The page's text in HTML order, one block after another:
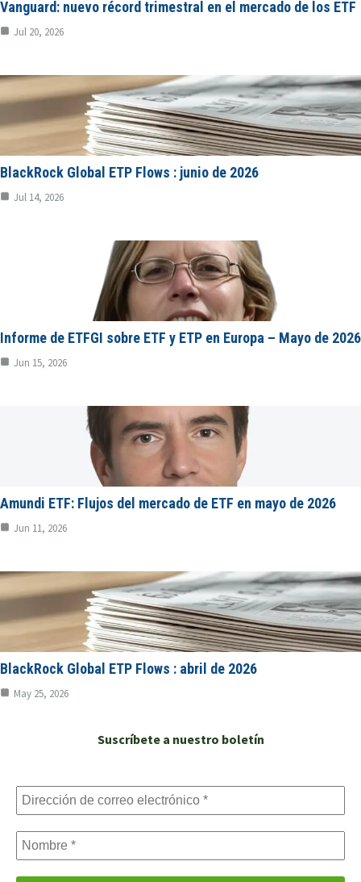
Vanguard: nuevo récord trimestral en el mercado de los ETF
Jul 20, 2026
BlackRock Global ETP Flows : junio de 2026
Jul 14, 2026
Informe de ETFGI sobre ETF y ETP en Europa – Mayo de 2026
Jun 15, 2026
Amundi ETF: Flujos del mercado de ETF en mayo de 2026
Jun 11, 2026
BlackRock Global ETP Flows : abril de 2026
May 25, 2026
Suscríbete a nuestro boletín